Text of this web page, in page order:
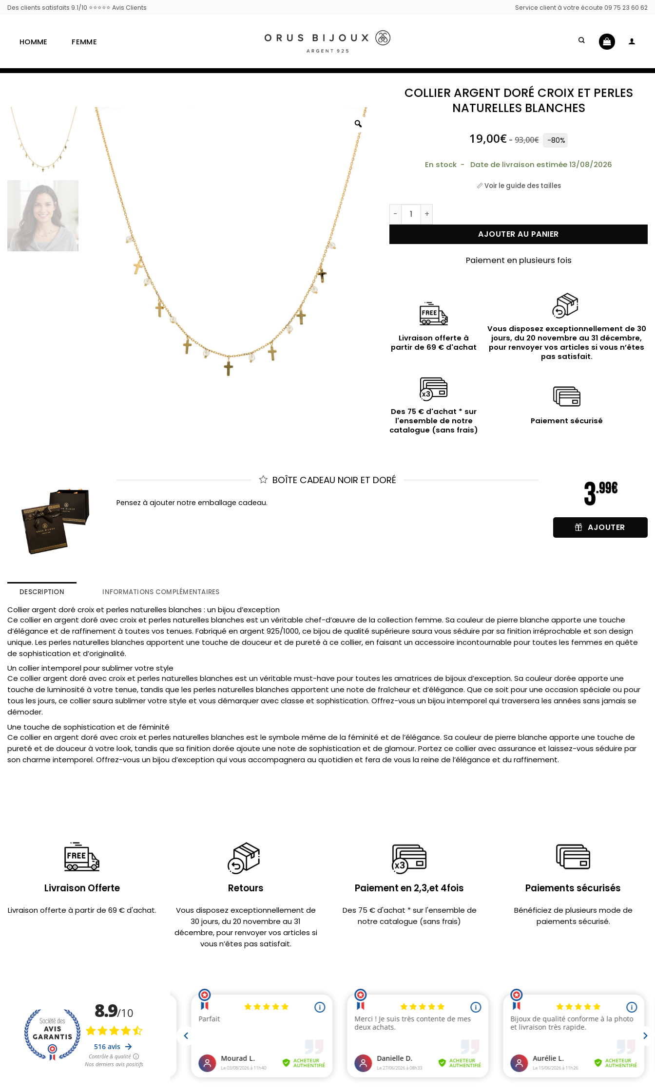
Passer
Des clients satisfaits 9.1/10 ⭐⭐⭐⭐⭐ Avis Clients Service client à votre écoute 09 75 23 60 62
HOMME FEMME
COLLIER ARGENT DORÉ CROIX ET PERLES
NATURELLES BLANCHES
19,00€ -93,00€ -80%
En stock - Date de livraison estimée 13/08/2026
📏 Voir le guide des tailles
quantité de Collier argent doré croix et perles naturelles blanches
AJOUTER AU PANIER
Paiement en plusieurs fois
Livraison offerte à
partir de 69 € d'achat
Vous disposez exceptionnellement de 30
jours, du 20 novembre au 31 décembre,
pour renvoyer vos articles si vous n’êtes
pas satisfait.
Des 75 € d'achat * sur
l'ensemble de notre
catalogue (sans frais)
Paiement sécurisé
BOÎTE CADEAU NOIR ET DORÉ
Pensez à ajouter notre emballage cadeau.
AJOUTER
DESCRIPTION INFORMATIONS COMPLÉMENTAIRES
Collier argent doré croix et perles naturelles blanches : un bijou d’exception
Ce collier en argent doré avec croix et perles naturelles blanches est un véritable chef-d’œuvre de la collection femme. Sa couleur de pierre blanche apporte une touche
d’élégance et de raffinement à toutes vos tenues. Fabriqué en argent 925/1000, ce bijou de qualité supérieure saura vous séduire par sa finition irréprochable et son design
unique. Les perles naturelles blanches apportent une touche de douceur et de pureté à ce collier, en faisant un accessoire incontournable pour toutes les femmes en quête
de sophistication et d’originalité.
Un collier intemporel pour sublimer votre style
Ce collier argent doré avec croix et perles naturelles blanches est un véritable must-have pour toutes les amatrices de bijoux d’exception. Sa couleur dorée apporte une
touche de luminosité à votre tenue, tandis que les perles naturelles blanches apportent une note de fraîcheur et d’élégance. Que ce soit pour une occasion spéciale ou pour
tous les jours, ce collier saura sublimer votre style et vous démarquer avec classe et sophistication. Offrez-vous un bijou intemporel qui traversera les années sans jamais se
démoder.
Une touche de sophistication et de féminité
Ce collier en argent doré avec croix et perles naturelles blanches est le symbole même de la féminité et de l’élégance. Sa couleur de pierre blanche apporte une touche de
pureté et de douceur à votre look, tandis que sa finition dorée ajoute une note de sophistication et de glamour. Portez ce collier avec assurance et laissez-vous séduire par
son charme intemporel. Offrez-vous un bijou d’exception qui vous accompagnera au quotidien et fera de vous la reine de l’élégance et du raffinement.
Livraison Offerte
Livraison offerte à partir de 69 € d'achat.
Retours
Vous disposez exceptionnellement de
30 jours, du 20 novembre au 31
décembre, pour renvoyer vos articles si
vous n’êtes pas satisfait.
Paiement en 2,3,et 4fois
Des 75 € d'achat * sur l'ensemble de
notre catalogue (sans frais)
Paiements sécurisés
Bénéficiez de plusieurs mode de
paiements sécurisé.